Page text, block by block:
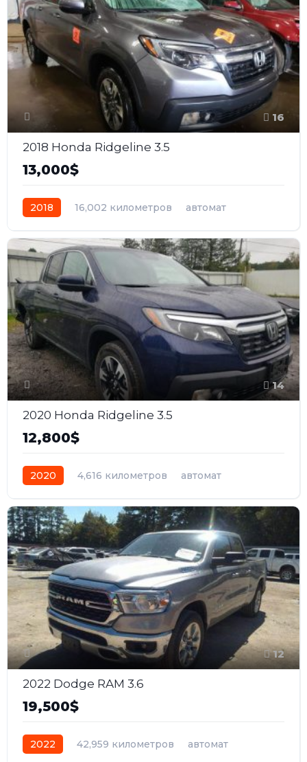
16
2018 Honda Ridgeline 3.5
13,000$
2018 16,002 километров
автомат
14
2020 Honda Ridgeline 3.5
12,800$
2020 4,616 километров
автомат
12
2022 Dodge RAM 3.6
19,500$
2022 42,959 километров
автомат